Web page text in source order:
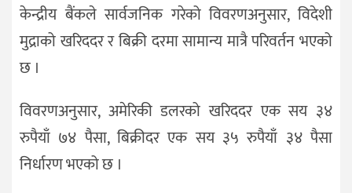
केन्द्रीय बैंकले सार्वजनिक गरेको विवरणअनुसार, विदेशी
मुद्राको खरिददर र बिक्री दरमा सामान्य मात्रै परिवर्तन भएको
छ ।
विवरणअनुसार, अमेरिकी डलरको खरिददर एक सय ३४
रुपैयाँ ७४ पैसा, बिक्रीदर एक सय ३५ रुपैयाँ ३४ पैसा
निर्धारण भएको छ ।